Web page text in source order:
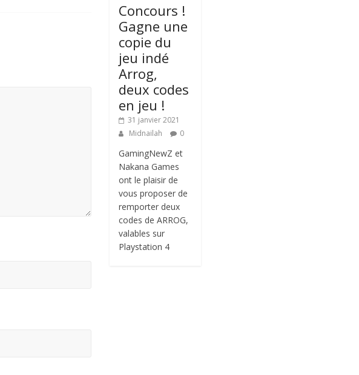
Concours !
Gagne une
copie du
jeu indé
Arrog,
deux codes
en jeu !
31 janvier 2021
Midnailah
0
GamingNewZ et
Nakana Games
ont le plaisir de
vous proposer de
remporter deux
codes de ARROG,
valables sur
Playstation 4